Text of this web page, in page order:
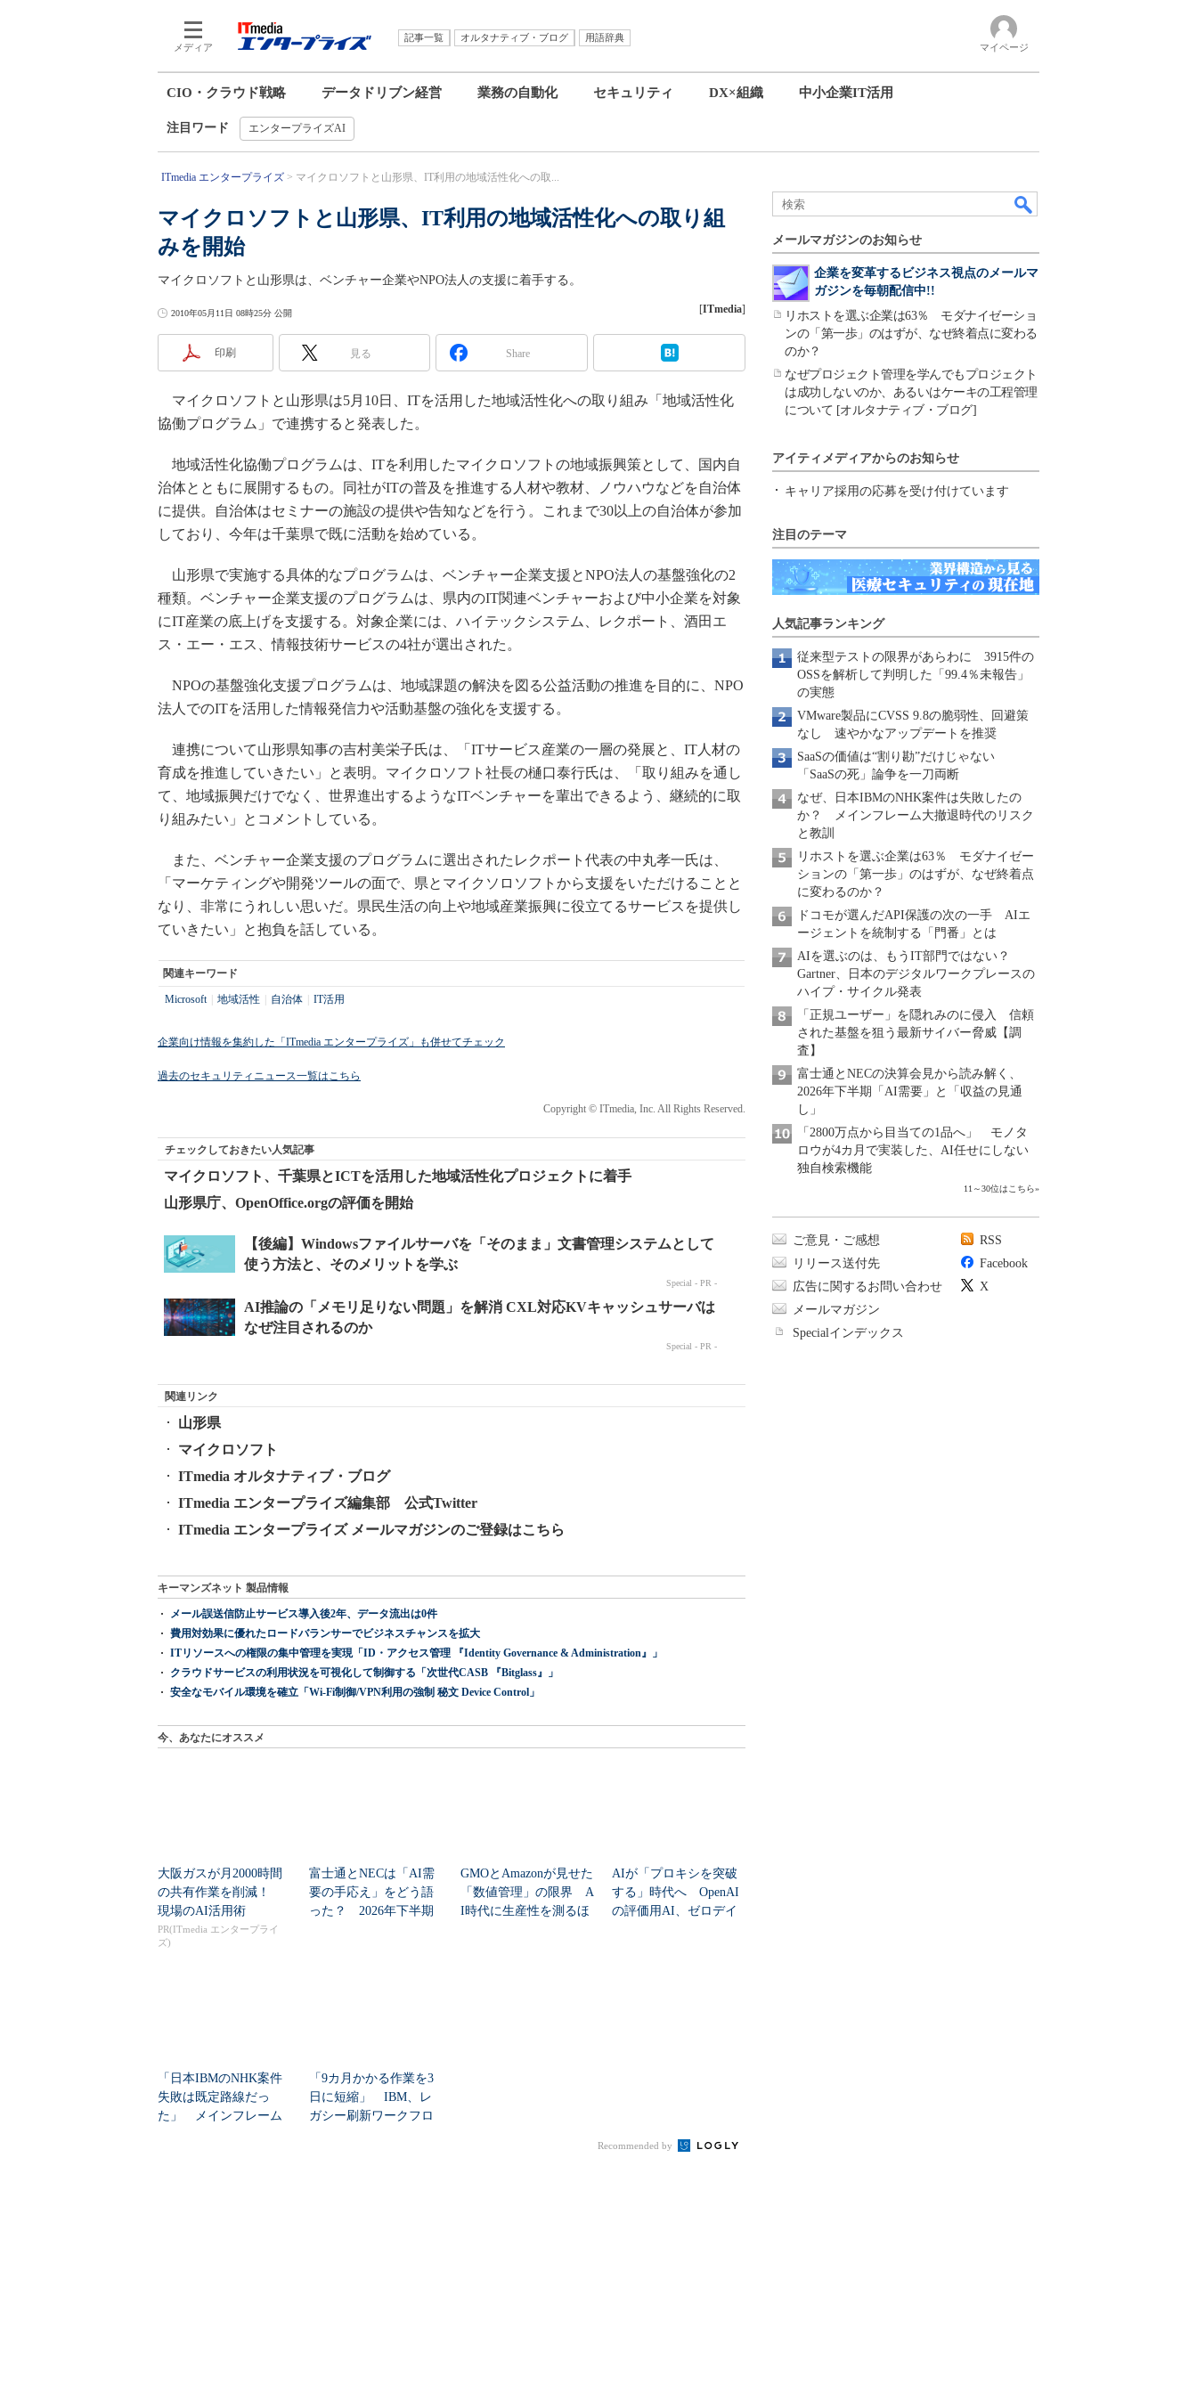
メディア
記事一覧 オルタナティブ・ブログ
用語辞典
マイページ
CIO・クラウド戦略 データドリブン経営 業務の自動化 セキュリティ DX×組織 中小企業IT活用
注目ワード エンタープライズAI
ITmedia エンタープライズ マイクロソフトと山形県、IT利用の地域活性化への取...
マイクロソフトと山形県、IT利用の地域活性化への取り組
みを開始
マイクロソフトと山形県は、ベンチャー企業やNPO法人の支援に着手する。
2010年05月11日 08時25分 公開 [ITmedia]
印刷 見る Share
マイクロソフトと山形県は5月10日、ITを活用した地域活性化への取り組み「地域活性化
協働プログラム」で連携すると発表した。
地域活性化協働プログラムは、ITを利用したマイクロソフトの地域振興策として、国内自
治体とともに展開するもの。同社がITの普及を推進する人材や教材、ノウハウなどを自治体
に提供。自治体はセミナーの施設の提供や告知などを行う。これまで30以上の自治体が参加
しており、今年は千葉県で既に活動を始めている。
山形県で実施する具体的なプログラムは、ベンチャー企業支援とNPO法人の基盤強化の2
種類。ベンチャー企業支援のプログラムは、県内のIT関連ベンチャーおよび中小企業を対象
にIT産業の底上げを支援する。対象企業には、ハイテックシステム、レクポート、酒田エ
ス・エー・エス、情報技術サービスの4社が選出された。
NPOの基盤強化支援プログラムは、地域課題の解決を図る公益活動の推進を目的に、NPO
法人でのITを活用した情報発信力や活動基盤の強化を支援する。
連携について山形県知事の吉村美栄子氏は、「ITサービス産業の一層の発展と、IT人材の
育成を推進していきたい」と表明。マイクロソフト社長の樋口泰行氏は、「取り組みを通し
て、地域振興だけでなく、世界進出するようなITベンチャーを輩出できるよう、継続的に取
り組みたい」とコメントしている。
また、ベンチャー企業支援のプログラムに選出されたレクポート代表の中丸孝一氏は、
「マーケティングや開発ツールの面で、県とマイクソロソフトから支援をいただけることと
なり、非常にうれしい思いだ。県民生活の向上や地域産業振興に役立てるサービスを提供し
ていきたい」と抱負を話している。
関連キーワード
Microsoft 地域活性 自治体 IT活用
企業向け情報を集約した「ITmedia エンタープライズ」も併せてチェック
過去のセキュリティニュース一覧はこちら
Copyright © ITmedia, Inc. All Rights Reserved.
チェックしておきたい人気記事
マイクロソフト、千葉県とICTを活用した地域活性化プロジェクトに着手
山形県庁、OpenOffice.orgの評価を開始
関連リンク
山形県
マイクロソフト
ITmedia オルタナティブ・ブログ
ITmedia エンタープライズ編集部 公式Twitter
ITmedia エンタープライズ メールマガジンのご登録はこちら
キーマンズネット 製品情報
メール誤送信防止サービス導入後2年、データ流出は0件
費用対効果に優れたロードバランサーでビジネスチャンスを拡大
ITリソースへの権限の集中管理を実現「ID・アクセス管理 『Identity Governance & Administration』」
クラウドサービスの利用状況を可視化して制御する「次世代CASB 『Bitglass』」
安全なモバイル環境を確立「Wi-Fi制御/VPN利用の強制 秘文 Device Control」
今、あなたにオススメ
大阪ガスが月2000時間
の共有作業を削減！
現場のAI活用術
PR(ITmedia エンタープライ
ズ)
富士通とNECは「AI需
要の手応え」をどう語
った？ 2026年下半期
GMOとAmazonが見せた
「数値管理」の限界 A
I時代に生産性を測るほ
AIが「プロキシを突破
する」時代へ OpenAI
の評価用AI、ゼロデイ
「日本IBMのNHK案件
失敗は既定路線だっ
た」 メインフレーム
「9カ月かかる作業を3
日に短縮」 IBM、レ
ガシー刷新ワークフロ
Recommended by
メールマガジンのお知らせ
企業を変革するビジネス視点のメールマ
ガジンを毎朝配信中!!
リホストを選ぶ企業は63％ モダナイゼーショ
ンの「第一歩」のはずが、なぜ終着点に変わる
のか？
なぜプロジェクト管理を学んでもプロジェクト
は成功しないのか、あるいはケーキの工程管理
について [オルタナティブ・ブログ]
アイティメディアからのお知らせ
キャリア採用の応募を受け付けています
注目のテーマ
人気記事ランキング
従来型テストの限界があらわに 3915件の
OSSを解析して判明した「99.4％未報告」
の実態
VMware製品にCVSS 9.8の脆弱性、回避策
なし 速やかなアップデートを推奨
SaaSの価値は“割り勘”だけじゃない
「SaaSの死」論争を一刀両断
なぜ、日本IBMのNHK案件は失敗したの
か？ メインフレーム大撤退時代のリスク
と教訓
リホストを選ぶ企業は63％ モダナイゼー
ションの「第一歩」のはずが、なぜ終着点
に変わるのか？
ドコモが選んだAPI保護の次の一手 AIエ
ージェントを統制する「門番」とは
AIを選ぶのは、もうIT部門ではない？
Gartner、日本のデジタルワークプレースの
ハイプ・サイクル発表
「正規ユーザー」を隠れみのに侵入 信頼
された基盤を狙う最新サイバー脅威【調
査】
富士通とNECの決算会見から読み解く、
2026年下半期「AI需要」と「収益の見通
し」
「2800万点から目当ての1品へ」 モノタ
ロウが4カ月で実装した、AI任せにしない
独自検索機能
11～30位はこちら»
ご意見・ご感想
リリース送付先
広告に関するお問い合わせ
メールマガジン
Specialインデックス
RSS
Facebook
X